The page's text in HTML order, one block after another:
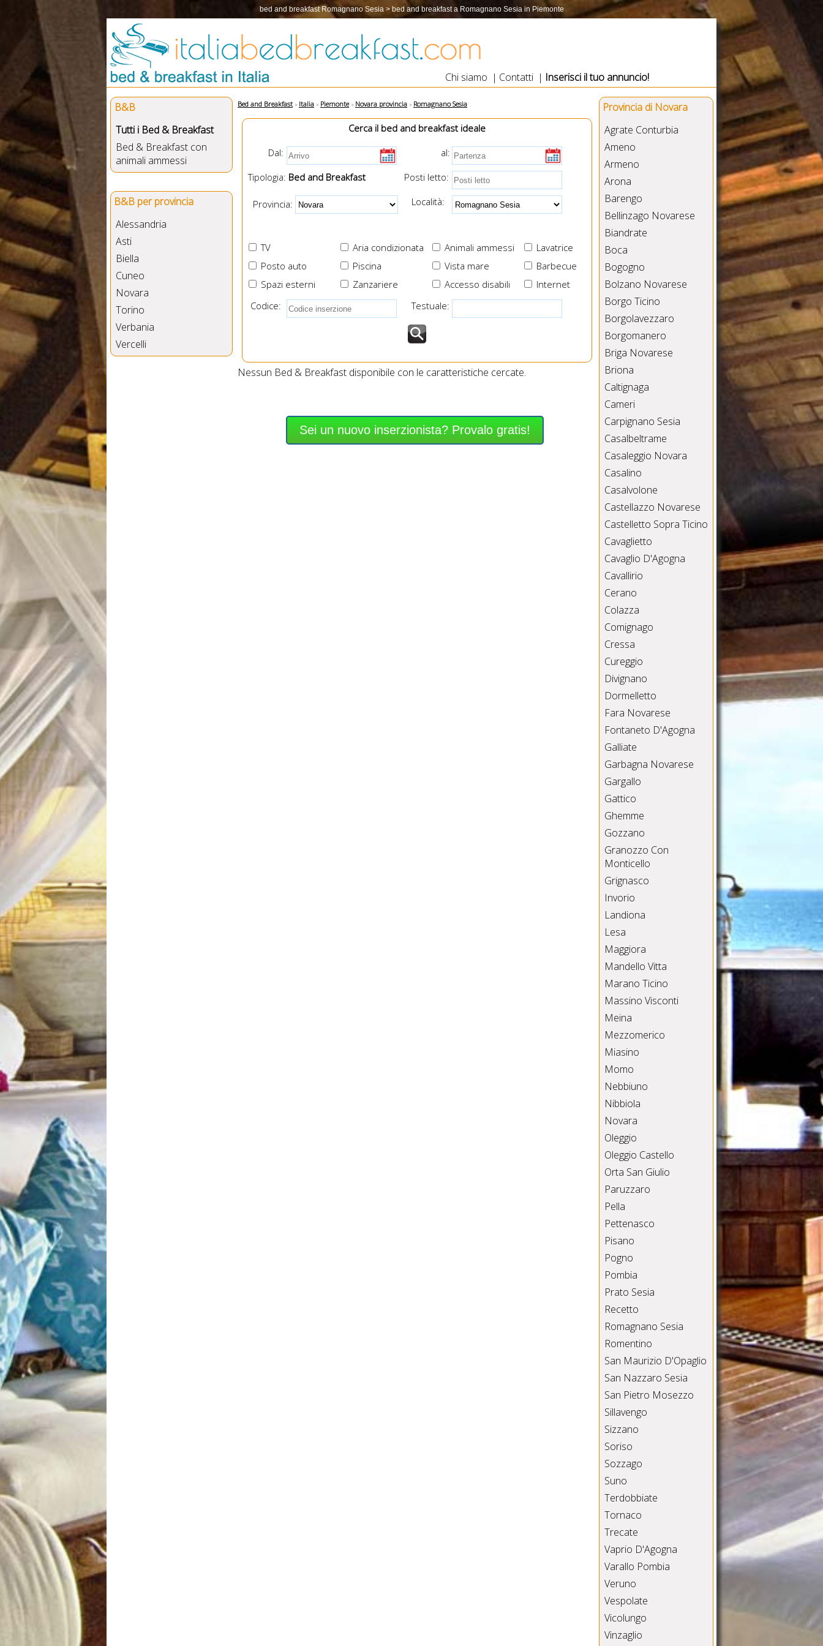
bed and breakfast Romagnano Sesia > bed and breakfast a Romagnano Sesia in Piemonte
Chi siamo | Contatti | Inserisci il tuo annuncio!
B&B
Tutti i Bed & Breakfast
Bed & Breakfast con
animali ammessi
B&B per provincia
Alessandria
Asti
Biella
Cuneo
Novara
Torino
Verbania
Vercelli
Bed and Breakfast Italia Piemonte Novara provincia Romagnano Sesia
Cerca il bed and breakfast ideale
Dal:
al:
Tipologia: Bed and Breakfast Posti letto:
Provincia: Località:
TV Aria condizionata Animali ammessi
Lavatrice
Posto auto
Piscina Vista mare
Barbecue
Spazi esterni
Zanzariere Internet
Accesso disabili
Codice:
Testuale:
Nessun Bed & Breakfast disponibile con le caratteristiche cercate.
Sei un nuovo inserzionista? Provalo gratis!
Provincia di Novara
Agrate Conturbia
Ameno
Armeno
Arona
Barengo
Bellinzago Novarese
Biandrate
Boca
Bogogno
Bolzano Novarese
Borgo Ticino
Borgolavezzaro
Borgomanero
Briga Novarese
Briona
Caltignaga
Cameri
Carpignano Sesia
Casalbeltrame
Casaleggio Novara
Casalino
Casalvolone
Castellazzo Novarese
Castelletto Sopra Ticino
Cavaglietto
Cavaglio D'Agogna
Cavallirio
Cerano
Colazza
Comignago
Cressa
Cureggio
Divignano
Dormelletto
Fara Novarese
Fontaneto D'Agogna
Galliate
Garbagna Novarese
Gargallo
Gattico
Ghemme
Gozzano
Granozzo Con
Monticello
Grignasco
Invorio
Landiona
Lesa
Maggiora
Mandello Vitta
Marano Ticino
Massino Visconti
Meina
Mezzomerico
Miasino
Momo
Nebbiuno
Nibbiola
Novara
Oleggio
Oleggio Castello
Orta San Giulio
Paruzzaro
Pella
Pettenasco
Pisano
Pogno
Pombia
Prato Sesia
Recetto
Romagnano Sesia
Romentino
San Maurizio D'Opaglio
San Nazzaro Sesia
San Pietro Mosezzo
Sillavengo
Sizzano
Soriso
Sozzago
Suno
Terdobbiate
Tornaco
Trecate
Vaprio D'Agogna
Varallo Pombia
Veruno
Vespolate
Vicolungo
Vinzaglio